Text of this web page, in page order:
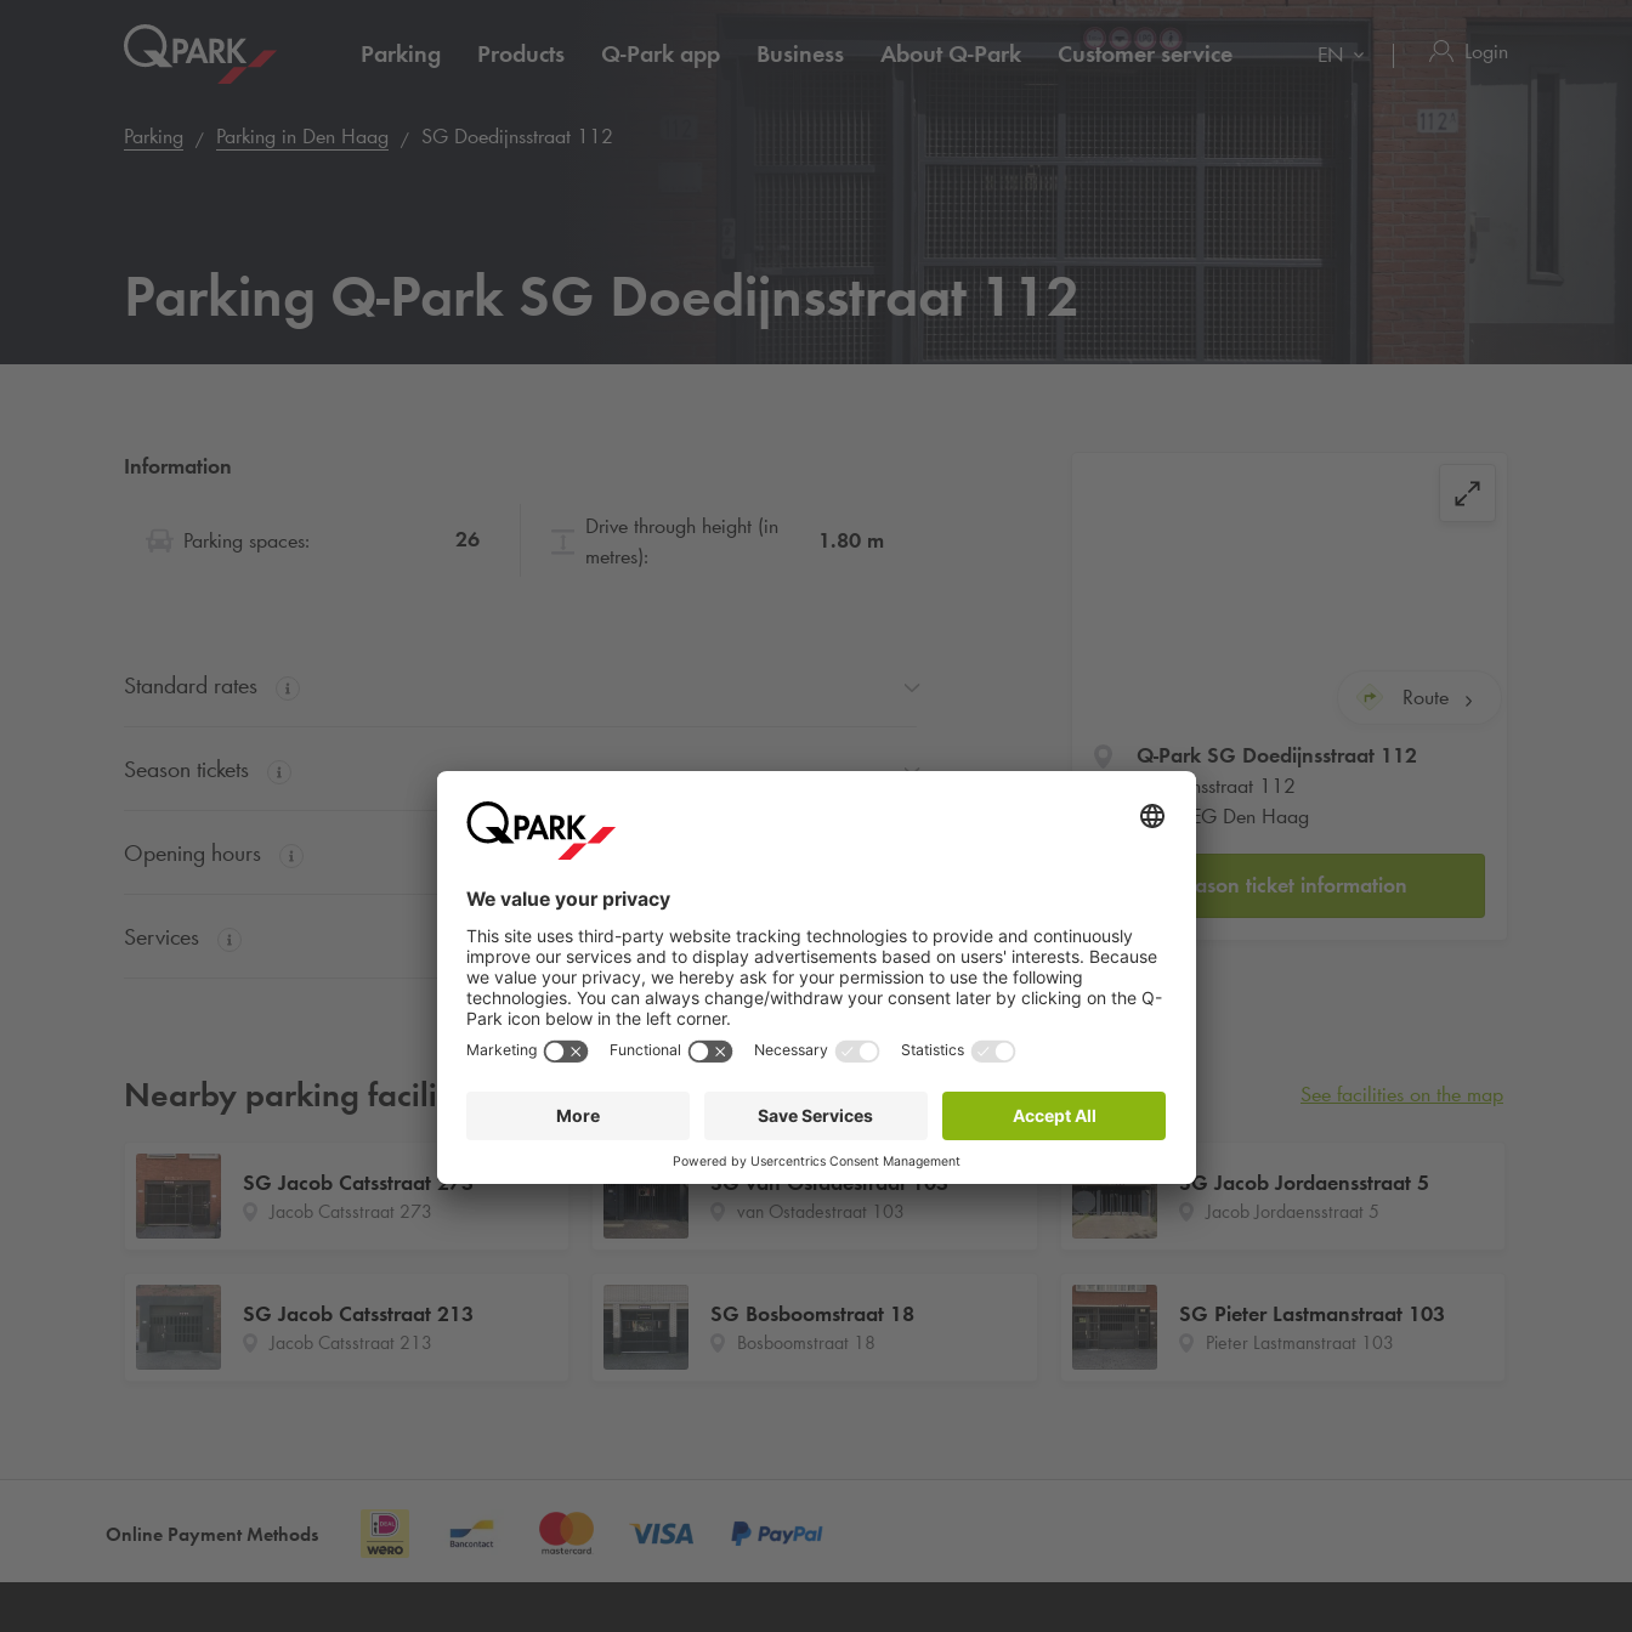
Parking Products Q-Park app Business About Q-Park Customer service EN Login
Parking Parking in Den Haag SG Doedijnsstraat 112
Parking Q-Park SG Doedijnsstraat 112
Route
Q-ParkSG Doedijnsstraat 112
Doedijnsstraat 112
2526 EG Den Haag
Season ticket information
Information
Parking spaces: 26
Drive through height (in
metres):
1.80 m
Standard rates
Season tickets
Opening hours
Services
Nearby parking facilities See facilities on the map
SG Jacob Catsstraat 273
Jacob Catsstraat 273
SG Jacob Catsstraat 213
Jacob Catsstraat 213
SG van Ostadestraat 103
van Ostadestraat 103
SG Bosboomstraat 18
Bosboomstraat 18
SG Jacob Jordaensstraat 5
Jacob Jordaensstraat 5
SG Pieter Lastmanstraat 103
Pieter Lastmanstraat 103
Online Payment Methods